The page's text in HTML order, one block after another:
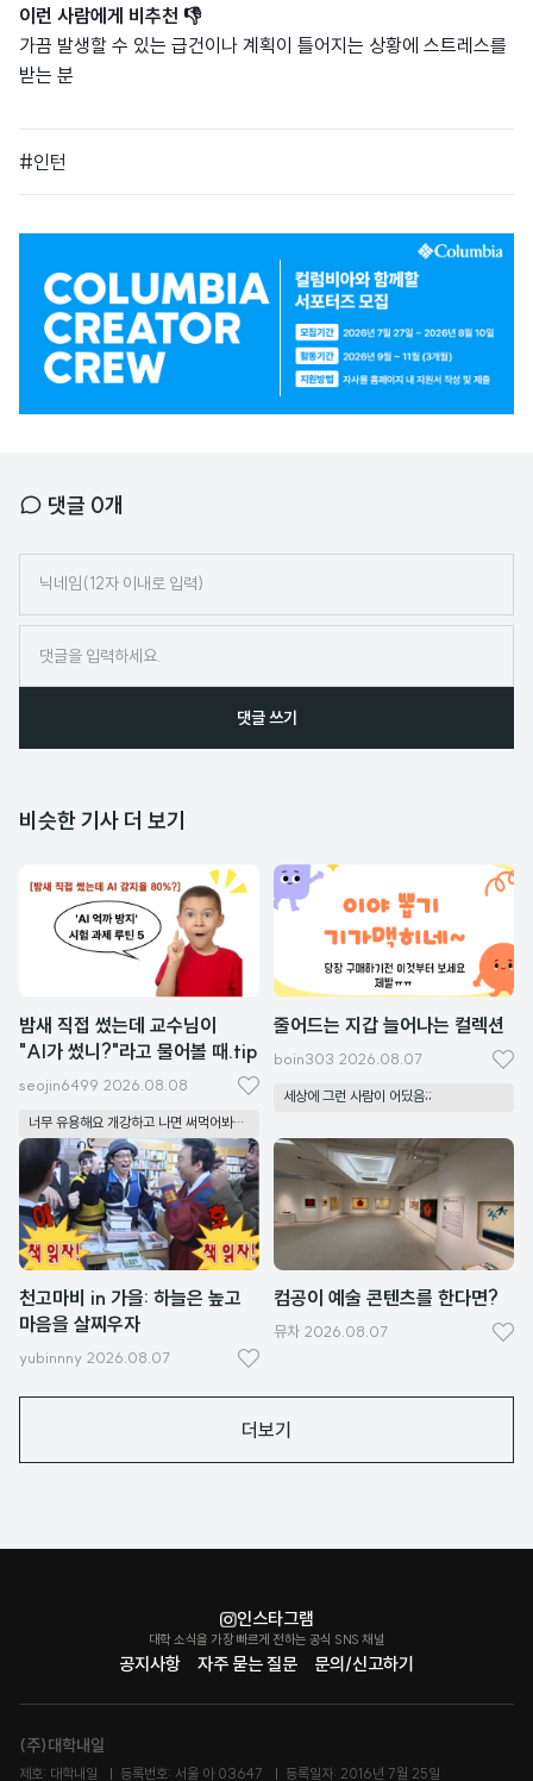
이런 사람에게 비추천 👎
가끔 발생할 수 있는 급건이나 계획이 틀어지는 상황에 스트레스를
받는 분
#인턴
댓글 0개
임
댓글 쓰기
비슷한 기사 더 보기
밤새 직접 썼는데 교수님이
"AI가 썼니?"라고 물어볼 때.tip
seojin6499 2026.08.08
너무 유용해요 개강하고 나면 써먹어봐야겠네요!
좋
아
요
줄어드는 지갑 늘어나는 컬렉션
boin303 2026.08.07
세상에 그런 사람이 어딨음;;
좋
요
천고마비 in 가을: 하늘은 높고
마음을 살찌우자
yubinnny 2026.08.07
좋
요
컴공이 예술 콘텐츠를 한다면?
뮤차 2026.08.07
좋
더보기
공지사항 자주 묻는 질문 문의/신고하기
인스타그램
대학 소식을 가장 빠르게 전하는 공식 SNS 채널
(주)대학내일
제호: 대학내일 등록번호: 서울 아 03647 등록일자: 2016년 7월 25일